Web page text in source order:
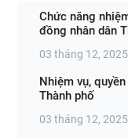
Chức năng
đồng nhân dân
03 tháng 12, 2025
Nhiệm vụ,
Thành phố
03 tháng 12, 2025